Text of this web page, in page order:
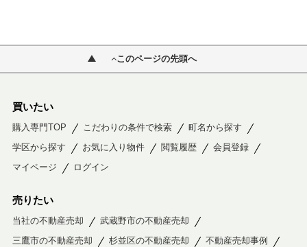
このページの先頭へ
買いたい
購入専門TOP こだわりの条件で検索
町名から探す
学区から探す
お気に入り物件 閲覧履歴
会員登録
マイページ
ログイン
売りたい
当社の不動産売却
武蔵野市の不動産売却
三鷹市の不動産売却
杉並区の不動産売却
不動産売却事例